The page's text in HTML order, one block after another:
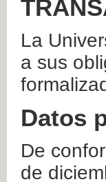
La
a sus
Datos
De
de